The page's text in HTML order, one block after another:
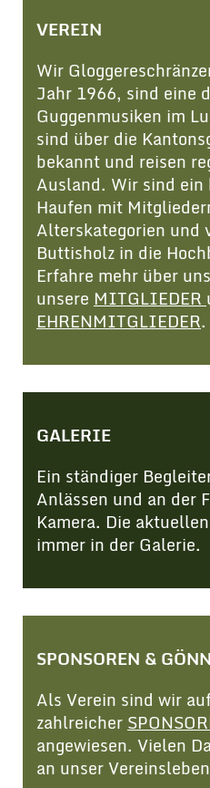
VEREIN
Wir
Jahr 1966, sind eine
Guggenmusiken im
sind über die
bekannt und reisen
Ausland. Wir sind
Haufen mit
Alterskategorien und
Buttisholz in die
Erfahre mehr über
unsere MITGLIEDER
EHRENMITGLIEDER.
GALERIE
Ein ständiger
Anlässen und an der
Kamera. Die aktuellen
immer in der Galerie.
SPONSOREN &
Als Verein sind wir
zahlreicher
angewiesen. Vielen
an unser